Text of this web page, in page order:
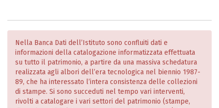
Nella Banca Dati dell’Istituto sono confluiti dati e
informazioni della catalogazione informatizzata effettuata
su tutto il patrimonio, a partire da una massiva schedatura
realizzata agli albori dell’era tecnologica nel biennio 1987-
89, che ha interessato l’intera consistenza delle collezioni
di stampe. Si sono succeduti nel tempo vari interventi,
rivolti a catalogare i vari settori del patrimonio (stampe,